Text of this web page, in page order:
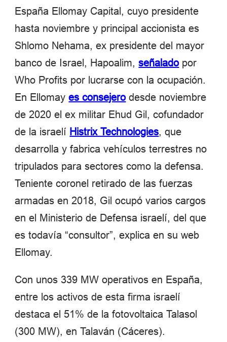
España Ellomay Capital, cuyo presidente
hasta noviembre y principal accionista es
Shlomo Nehama, ex presidente del mayor
banco de Israel, Hapoalim,señaladopor
Who Profits por lucrarse con la ocupación.
En Ellomayes consejerodesde noviembre
de 2020 el ex militar Ehud Gil, cofundador
de la israelí Histrix Technologies, que
desarrolla y fabrica vehículos terrestres no
tripulados para sectores como la defensa.
Teniente coronel retirado de las fuerzas
armadas en 2018, Gil ocupó varios cargos
en el Ministerio de Defensa israelí, del que
es todavía “consultor”, explica en su web
Ellomay.
Con unos 339 MW operativos en España,
entre los activos de esta firma israelí
destaca el 51% de la fotovoltaica Talasol
(300 MW), en Talaván (Cáceres).